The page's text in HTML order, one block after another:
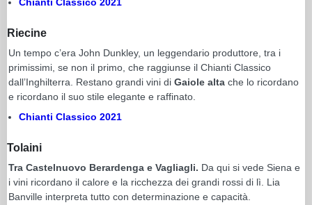
Riecine
Un tempo c’era John Dunkley, un leggendario produttore, tra i
primissimi, se non il primo, che raggiunse il Chianti Classico
dall’Inghilterra. Restano grandi vini di Gaiole alta che lo ricordano
e ricordano il suo stile elegante e raffinato.
Chianti Classico 2021
Tolaini
Tra Castelnuovo Berardenga e Vagliagli. Da qui si vede Siena e
i vini ricordano il calore e la ricchezza dei grandi rossi di lì. Lia
Banville interpreta tutto con determinazione e capacità.